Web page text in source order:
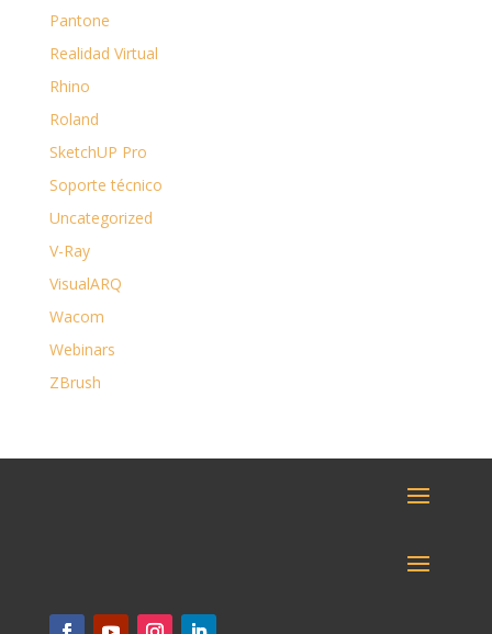
Pantone
Realidad Virtual
Rhino
Roland
SketchUP Pro
Soporte técnico
Uncategorized
V-Ray
VisualARQ
Wacom
Webinars
ZBrush